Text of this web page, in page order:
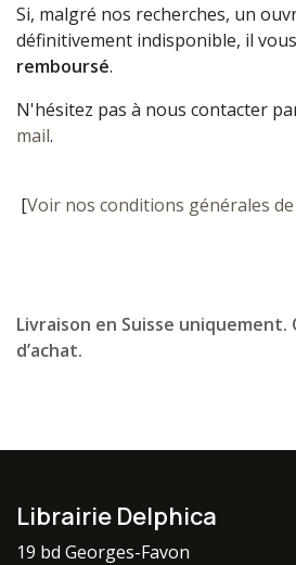
Si, malgré nos recherches, un
définitivement indisponible, il
remboursé.
N'hésitez pas à nous contacter
mail.
[Voir nos conditions générales
Livraison en Suisse uniquement.
d’achat.
Librairie Delphica
19 bd Georges-Favon